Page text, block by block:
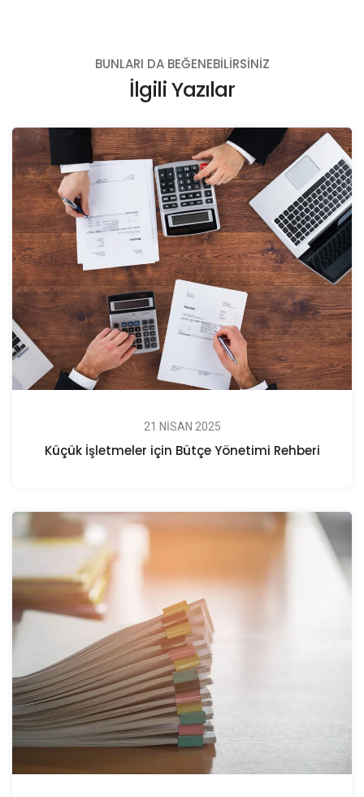
BUNLARI DA BEĞENEBILIRSINIZ
İlgili Yazılar
21 NISAN 2025
Küçük İşletmeler için Bütçe Yönetimi Rehberi